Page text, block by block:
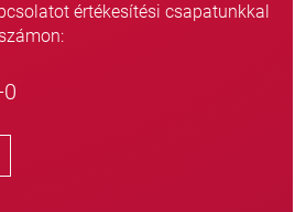
értékesítési csapatunkkal